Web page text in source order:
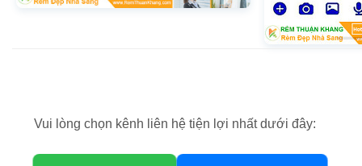
Vui lòng chọn kênh liên hệ tiện lợi nhất dưới đây: